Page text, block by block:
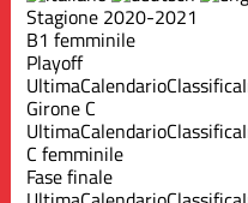
Stagione 2020-2021
B1 femminile
Playoff
UltimaCalendarioClassifica
Girone C
UltimaCalendarioClassifica
C femminile
Fase finale